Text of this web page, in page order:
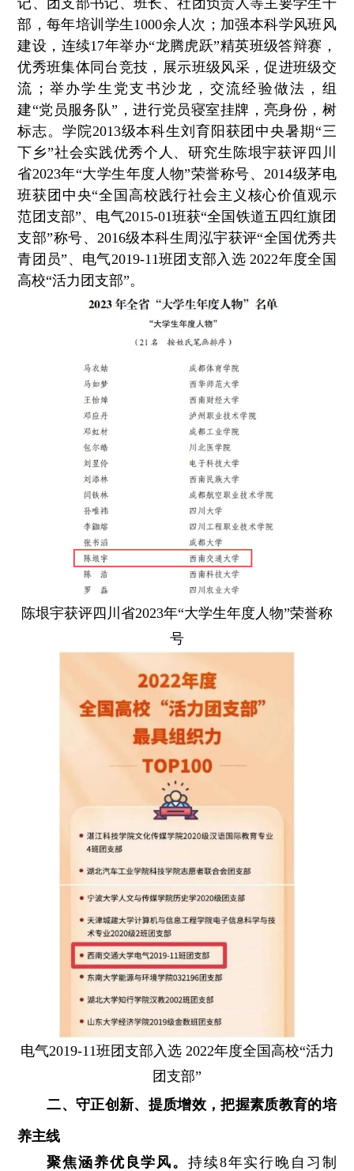
部，每年培训学生1000余人次；加强本科学风班风
建设，连续17年举办“龙腾虎跃”精英班级答辩赛，
优秀班集体同台竞技，展示班级风采，促进班级交
流；举办学生党支书沙龙，交流经验做法，组
建“党员服务队”，进行党员寝室挂牌，亮身份，树
标志。学院2013级本科生刘育阳获团中央暑期“三
下乡”社会实践优秀个人、研究生陈垠宇获评四川
省2023年“大学生年度人物”荣誉称号、2014级茅电
班获团中央“全国高校践行社会主义核心价值观示
范团支部”、电气2015-01班获“全国铁道五四红旗团
支部”称号、2016级本科生周泓宇获评“全国优秀共
青团员”、电气2019-11班团支部入选 2022年度全国
高校“活力团支部”。
陈垠宇获评四川省2023年“大学生年度人物”荣誉称
号
电气2019-11班团支部入选 2022年度全国高校“活力
团支部”
二、守正创新、提质增效，把握素质教育的培
养主线
聚焦涵养优良学风。 持续8年实行晚自习制